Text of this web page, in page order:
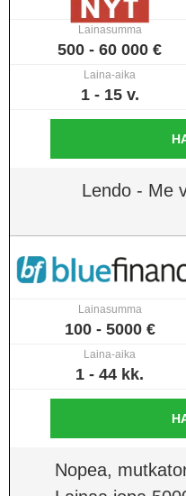
Lainasumma
500 - 60 000 €
Laina-aika
1 - 15 v.
Lendo - Me
Lainasumma
100 - 5000 €
Laina-aika
1 - 44 kk.
Nopea,